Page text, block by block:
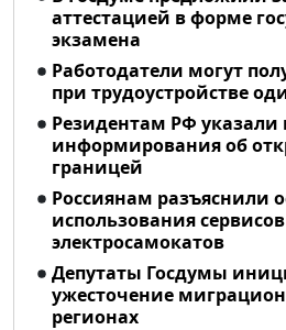
аттестацией в форме
экзамена
Работодатели могут
при трудоустройстве
Резидентам РФ
информирования об
границей
Россиянам разъяснили
использования
электросамокатов
Депутаты Госдумы
ужесточение
регионах